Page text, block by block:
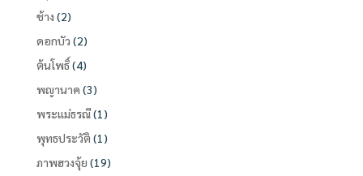
ช้าง (2)
ดอกบัว (2)
ต้นโพธิ์(4)
พญานาค (3)
พระแม่ธรณี(1)
พุทธประวัติ (1)
ภาพฮวงจุ้ย (19)